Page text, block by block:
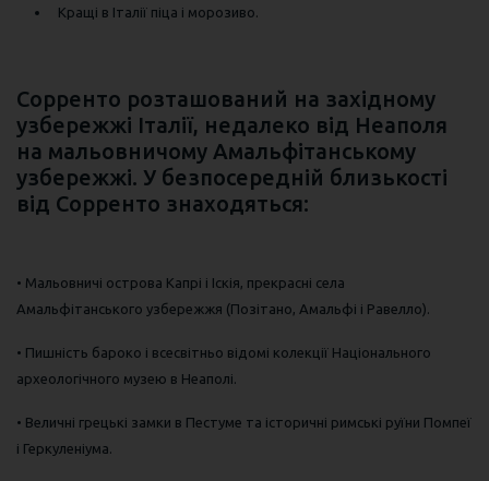
Кращі в Італії піца і морозиво.
Сорренто розташований на західному
узбережжі Італії, недалеко від Неаполя
на мальовничому Амальфітанському
узбережжі. У безпосередній близькості
від Сорренто знаходяться:
• Мальовничі острова Капрі і Іскія, прекрасні села
Амальфітанського узбережжя (Позітано, Амальфі і Равелло).
• Пишність бароко і всесвітньо відомі колекції Національного
археологічного музею в Неаполі.
• Величні грецькі замки в Пестуме та історичні римські руїни Помпеї
і Геркуленіума.